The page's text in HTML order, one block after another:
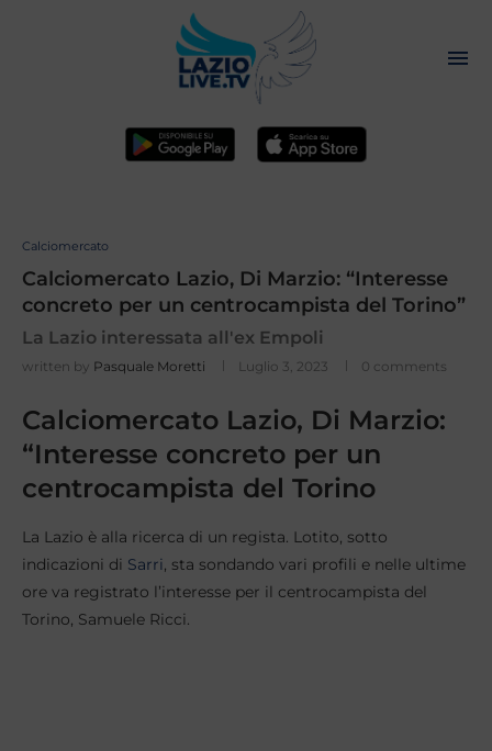
Calciomercato
Calciomercato Lazio, Di Marzio: “Interesse
concreto per un centrocampista del Torino”
La Lazio interessata all'ex Empoli
written by Pasquale Moretti Luglio 3, 2023 0 comments
Calciomercato Lazio, Di Marzio:
“Interesse concreto per un
centrocampista del Torino
La Lazio è alla ricerca di un regista. Lotito, sotto
indicazioni di Sarri, sta sondando vari profili e nelle ultime
ore va registrato l’interesse per il centrocampista del
Torino, Samuele Ricci.